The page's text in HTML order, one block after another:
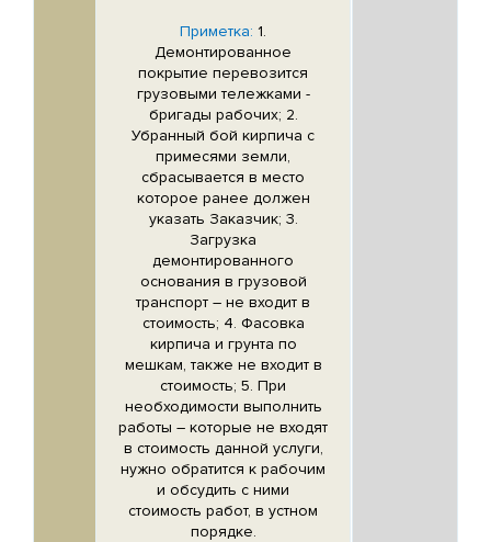
Приметка: 1.
Демонтированное
покрытие перевозится
грузовыми тележками -
бригады рабочих; 2.
Убранный бой кирпича с
примесями земли,
сбрасывается в место
которое ранее должен
указать Заказчик; 3.
Загрузка
демонтированного
основания в грузовой
транспорт – не входит в
стоимость; 4. Фасовка
кирпича и грунта по
мешкам, также не входит в
стоимость; 5. При
необходимости выполнить
работы – которые не входят
в стоимость данной услуги,
нужно обратится к рабочим
и обсудить с ними
стоимость работ, в устном
порядке.